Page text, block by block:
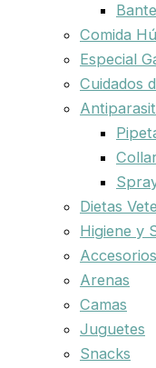
Comida
Especial
Cuidados
Dietas
Higiene y
Accesorios
Arenas
Camas
Juguetes
Snacks